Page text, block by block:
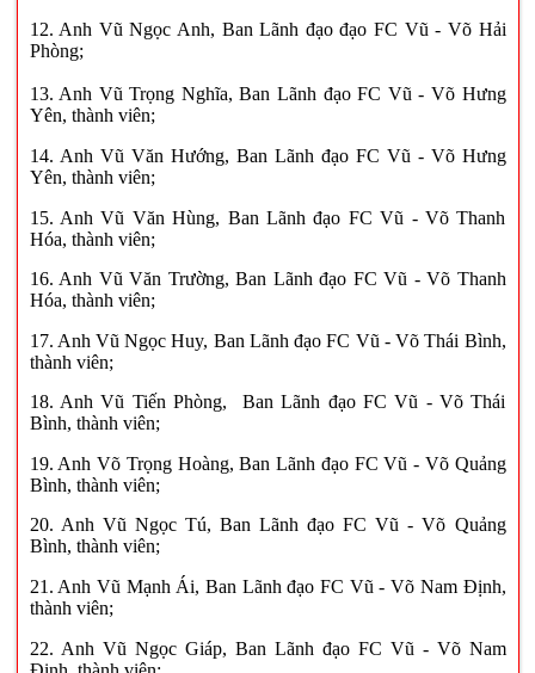
12. Anh Vũ Ngọc Anh, Ban Lãnh đạo đạo FC Vũ - Võ Hải
Phòng;
13. Anh Vũ Trọng Nghĩa, Ban Lãnh đạo FC Vũ - Võ Hưng
Yên, thành viên;
14. Anh Vũ Văn Hướng, Ban Lãnh đạo FC Vũ - Võ Hưng
Yên, thành viên;
15. Anh Vũ Văn Hùng, Ban Lãnh đạo FC Vũ - Võ Thanh
Hóa, thành viên;
16. Anh Vũ Văn Trường, Ban Lãnh đạo FC Vũ - Võ Thanh
Hóa, thành viên;
17. Anh Vũ Ngọc Huy, Ban Lãnh đạo FC Vũ - Võ Thái Bình,
thành viên;
18. Anh Vũ Tiến Phòng, Ban Lãnh đạo FC Vũ - Võ Thái
Bình, thành viên;
19. Anh Võ Trọng Hoàng, Ban Lãnh đạo FC Vũ - Võ Quảng
Bình, thành viên;
20. Anh Vũ Ngọc Tú, Ban Lãnh đạo FC Vũ - Võ Quảng
Bình, thành viên;
21. Anh Vũ Mạnh Ái, Ban Lãnh đạo FC Vũ - Võ Nam Định,
thành viên;
22. Anh Vũ Ngọc Giáp, Ban Lãnh đạo FC Vũ - Võ Nam